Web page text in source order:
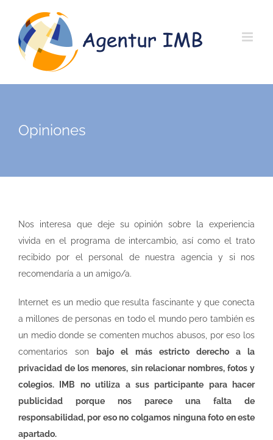
contenido
Opiniones
Nos interesa que deje su opinión sobre la experiencia
vivida en el programa de intercambio, así como el trato
recibido por el personal de nuestra agencia y si nos
recomendaría a un amigo/a.
Internet es un medio que resulta fascinante y que conecta
a millones de personas en todo el mundo pero también es
un medio donde se comenten muchos abusos, por eso los
comentarios son
bajo el más estricto derecho a la
privacidad de los menores, sin relacionar nombres, fotos y
colegios. IMB no utiliza a sus participante para hacer
publicidad porque nos parece una falta de
responsabilidad, por eso no colgamos ninguna foto en este
apartado.